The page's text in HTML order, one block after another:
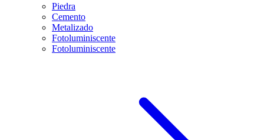
Piedra
Cemento
Metalizado
Fotoluminiscente
Fotoluminiscente